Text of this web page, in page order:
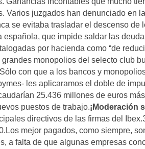
Varios juzgados han denunciado en
se evitaba trasladar el descenso
española, que impide saldar las
por hacienda como “de
monopolios del selecto club
con que a los bancos y
les aplicaramos el doble de
25.436 millones de euros
puestos de trabajo.¡Moderación
directivos de las firmas del
mejor pagados, como siempre,
a falta de que algunas empresas